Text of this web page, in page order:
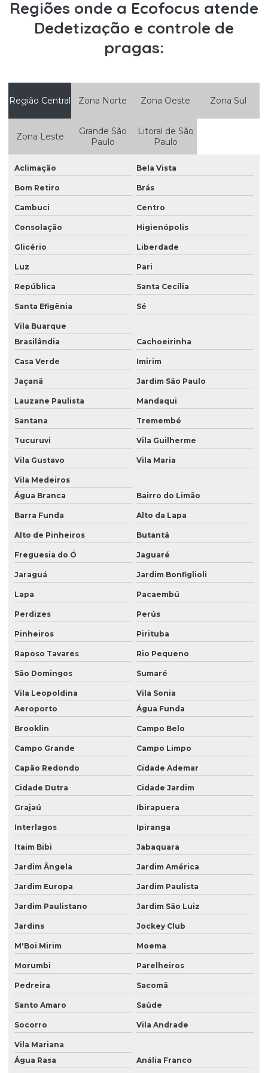
Controle de pragas urbanas desratização
Controle de pragas urbanas escorpião
Controle de pragas urbanas formigas
Controle de pragas urbanas pombos
Controle de pragas urbanas ratos
Controle de pragas urbanas roedores
Controle de pragas urbanas e vetores
Controle de pragas e vetores
Controle de pragas e vetores em hospitais
Controle de pragas e vetores na indústria de alimentos
Controle ratos condomínio
Controle de roedor
Controle de roedores em áreas urbanas
Controle de vetores pombos
Dedetização contra aranhas
Dedetização contra baratas
Dedetização de baratas
Dedetização contra carrapatos
Dedetização de condomínios
Dedetização e controle de pragas
Dedetização contra cupim
Dedetização cupim
Dedetização cupim de solo
Dedetização e descupinização
Dedetização e desratização
Dedetização em empresas
Dedetização contra escorpião
Dedetização escorpião
Dedetização de formigas
Dedetização de formigas doceiras
Dedetização hospitalar
Dedetização indústria de alimentos
Dedetização industrial
Dedetização de indústrias
Dedetização para infestação
Dedetização de insetos
Dedetização insetos voadores
Dedetização mosquito da dengue
Dedetização contra pernilongos
Dedetização de pernilongos
Dedetização de pombos
Dedetização de pragas
Dedetização de pragas urbanas
Dedetização contra pulgas
Dedetização de pulgas
Dedetização de pulgas e carrapatos
Dedetização contra ratos
Regiões onde a Ecofocus atende
Dedetização e controle de
pragas:
Região Central Zona Norte Zona Oeste Zona Sul
Zona Leste
Grande São
Paulo
Litoral de São
Paulo
Aclimação Bela Vista
Bom Retiro Brás
Cambuci Centro
Consolação Higienópolis
Glicério Liberdade
Luz Pari
República Santa Cecília
Santa Efigênia Sé
Vila Buarque
Brasilândia
Cachoeirinha
Casa Verde Imirim
Jaçanã Jardim São Paulo
Lauzane Paulista Mandaqui
Santana Tremembé
Tucuruvi Vila Guilherme
Vila Gustavo Vila Maria
Vila Medeiros
Água Branca
Bairro do Limão
Barra Funda Alto da Lapa
Alto de Pinheiros Butantã
Freguesia do Ó Jaguaré
Jaraguá Jardim Bonfiglioli
Lapa Pacaembú
Perdizes Perús
Pinheiros Pirituba
Raposo Tavares Rio Pequeno
São Domingos Sumaré
Vila Leopoldina
Vila Sonia
Aeroporto
Água Funda
Brooklin Campo Belo
Campo Grande Campo Limpo
Capão Redondo Cidade Ademar
Cidade Dutra Cidade Jardim
Grajaú Ibirapuera
Interlagos Ipiranga
Itaim Bibi Jabaquara
Jardim Ângela Jardim América
Jardim Europa Jardim Paulista
Jardim Paulistano Jardim São Luiz
Jardins Jockey Club
M'Boi Mirim Moema
Morumbi Parelheiros
Pedreira Sacomã
Santo Amaro Saúde
Socorro Vila Andrade
Vila Mariana
Água Rasa
Anália Franco